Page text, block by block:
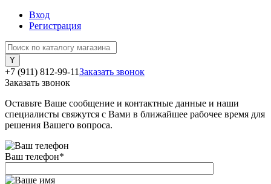
Вход
Регистрация
+7 (911) 812-99-11Заказать звонок
Заказать звонок
Оставьте Ваше сообщение и контактные данные и наши
специалисты свяжутся с Вами в ближайшее рабочее время для
решения Вашего вопроса.
Ваш телефон*